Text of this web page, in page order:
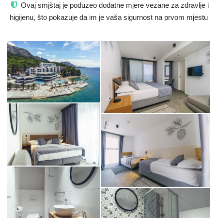
Ovaj smjštaj je poduzeo dodatne mjere vezane za zdravlje i
higijenu, što pokazuje da im je vaša sigurnost na prvom mjestu